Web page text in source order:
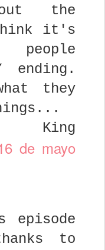
the
it's
people
ending.
they
King
de mayo
episode
to